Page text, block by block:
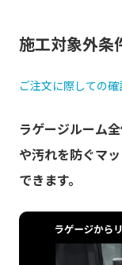
施工対象外条
ご注文に際しての
ラゲージルーム
や汚れを防ぐマ
できます。